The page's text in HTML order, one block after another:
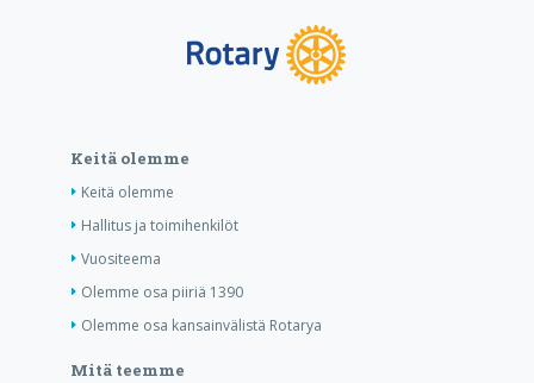
Keitä olemme
Keitä olemme
Hallitus ja toimihenkilöt
Vuositeema
Olemme osa piiriä 1390
Olemme osa kansainvälistä Rotarya
Mitä teemme